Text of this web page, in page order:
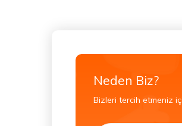
Neden Biz?
Bizleri tercih etmeniz